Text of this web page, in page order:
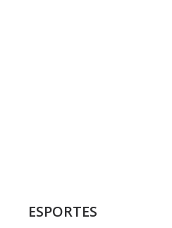
ESPORTES